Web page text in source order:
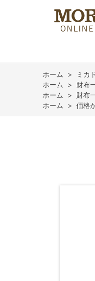
ホーム > ミカ
ホーム
> 財布
ホーム
> 財布
ホーム
> 価格